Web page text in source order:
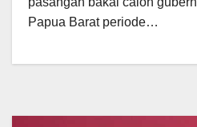
Papua Barat periode…